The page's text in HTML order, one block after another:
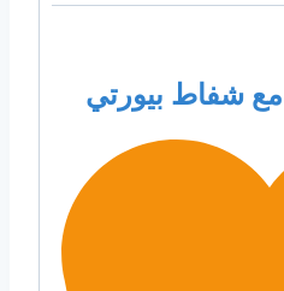
مع شفاط بيورتي